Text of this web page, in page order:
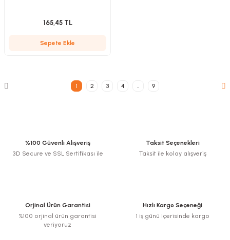
165,45 TL
Sepete Ekle
1 2 3 4 9
%100 Güvenli Alışveriş
3D Secure ve SSL Sertifikası ile
Taksit Seçenekleri
Taksit ile kolay alışveriş
Orjinal Ürün Garantisi
%100 orjinal ürün garantisi
veriyoruz
Hızlı Kargo Seçeneği
1 iş günü içerisinde kargo